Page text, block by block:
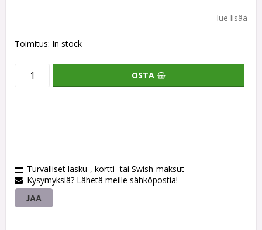
lue lisää
Toimitus: In stock
OSTA
Turvalliset lasku-, kortti- tai Swish-maksut
Kysymyksiä? Lähetä meille sähköpostia!
JAA